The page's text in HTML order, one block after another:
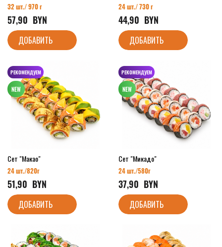
32 шт./ 970 г
57,90
  BYN
ДОБАВИТЬ
24 шт./ 730 г
44,90
  BYN
ДОБАВИТЬ
РЕКОМЕНДУЕМ
Сет "Макао"
24 шт./820г
51,90
  BYN
ДОБАВИТЬ
РЕКОМЕНДУЕМ
Сет "Микадо"
24 шт./580г
37,90
  BYN
ДОБАВИТЬ